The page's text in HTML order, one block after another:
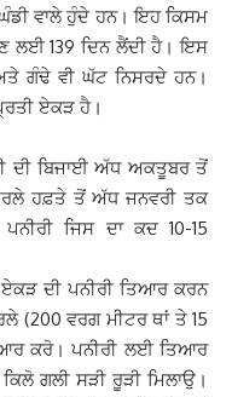
ਵਾਲੇ ਹੁੰਦੇ ਹਨ। ਇਹ ਕਿਸਮ
ਲਈ 139 ਦਿਨ ਲੈਂਦੀ ਹੈ। ਇਸ
ਗੰਢੇ ਵੀ ਘੱਟ ਨਿਸਰਦੇ ਹਨ।
ਏਕੜ ਹੈ।
ਦੀ ਬਿਜਾਈ ਅੱਧ ਅਕਤੂਬਰ ਤੋਂ
ਹਫ਼ਤੇ ਤੋਂ ਅੱਧ ਜਨਵਰੀ ਤਕ
ਜਿਸ ਦਾ ਕਦ 10-15
ਦੀ ਪਨੀਰੀ ਤਿਆਰ ਕਰਨ
(200 ਵਰਗ ਮੀਟਰ ਥਾਂ ਤੇ 15
ਕਰੋ। ਪਨੀਰੀ ਲਈ ਤਿਆਰ
ਗਲੀ ਸੜੀ ਰੂੜੀ ਮਿਲਾਉ।